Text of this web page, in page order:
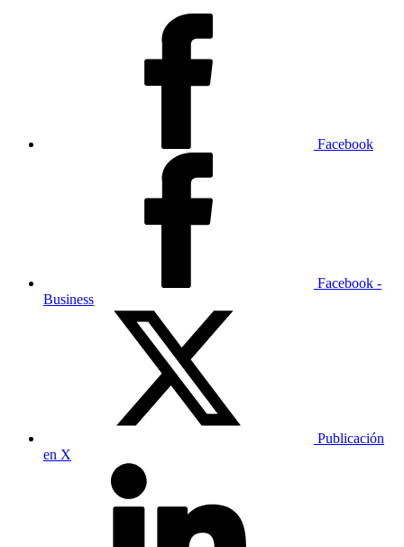
Facebook
Facebook -
Business
Publicación
en X